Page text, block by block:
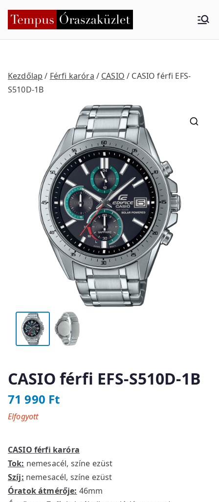
Tempus
küzlet
Kezdőlap / Férfi karóra / CASIO / CASIO férfi EFS-
S510D-1B
CASIO férfi EFS-S510D-1B
71 990 Ft
CASIO férfi karóra
Tok: nemesacél, színe ezüst
Szíj: nemesacél, színe ezüst
Óratok átmérője: 46mm
Elfogyott